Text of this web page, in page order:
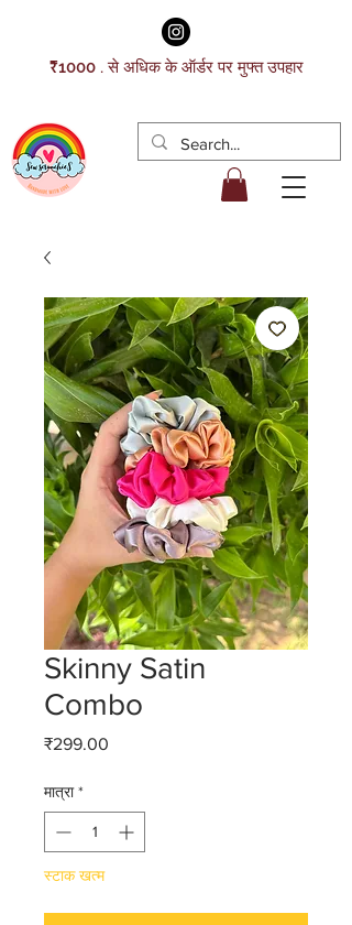
₹1000 . से अधिक के ऑर्डर पर मुफ्त उपहार
Skinny Satin
Combo
₹299.00
मात्रा *
स्टाक खत्म